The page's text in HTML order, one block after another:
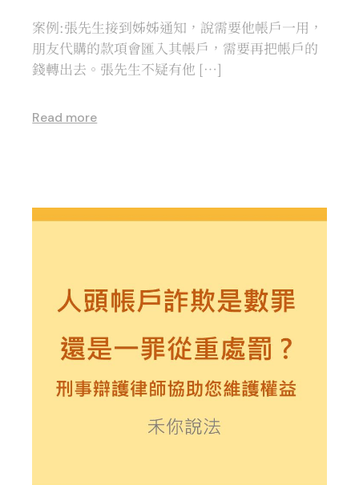
案例:張先生接到姊姊通知，說需要他帳戶一用，
朋友代購的款項會匯入其帳戶，需要再把帳戶的
錢轉出去。張先生不疑有他 […]
Read more